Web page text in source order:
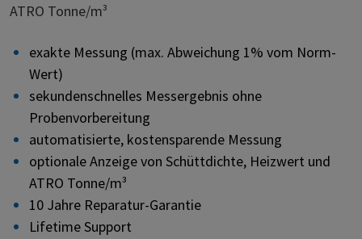
ATRO Tonne/m³
exakte Messung (max. Abweichung 1% vom Norm-
Wert)
sekundenschnelles Messergebnis ohne
Probenvorbereitung
automatisierte, kostensparende Messung
optionale Anzeige von Schüttdichte, Heizwert und
ATRO Tonne/m³
10 Jahre Reparatur-Garantie
Lifetime Support